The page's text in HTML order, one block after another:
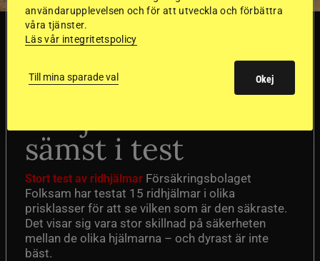
SVERIGE
Dyraste
sämst i test
Stort test av ridhjälmar Försäkringsbolaget
Folksam har testat 15 ridhjälmar i olika
prisklasser för att se vilken som är den säkraste.
Det visar sig vara stor skillnad på säkerheten
mellan de olika hjälmarna – och dyrast är inte
bäst.
användarupplevelsen och för att utveckla och förbättra
våra tjänster.
Läs vår integritetspolicy
Till mina sparade val Okej